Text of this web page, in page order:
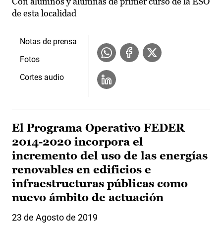
de esta localidad
Notas de prensa
Fotos
Cortes audio
El Programa Operativo FEDER
2014-2020 incorpora el
incremento del uso de las energías
renovables en edificios e
infraestructuras públicas como
nuevo ámbito de actuación
23 de Agosto de 2019